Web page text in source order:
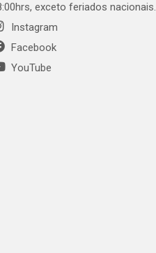
exceto feriados nacionais.
Instagram
Facebook
YouTube